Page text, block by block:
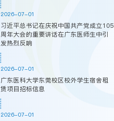
2026-07-01
习近平总书记在庆祝中国共产党成立105
周年大会的重要讲话在广东医师生中引
发热烈反响
2026-07-01
广东医科大学东莞校区校外学生宿舍租
赁项目招标信息
2026-07-01